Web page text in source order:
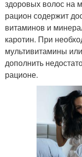
здоровых волос на
рацион содержит
витаминов и
каротин. При
мультивитамины
дополнить
рационе.